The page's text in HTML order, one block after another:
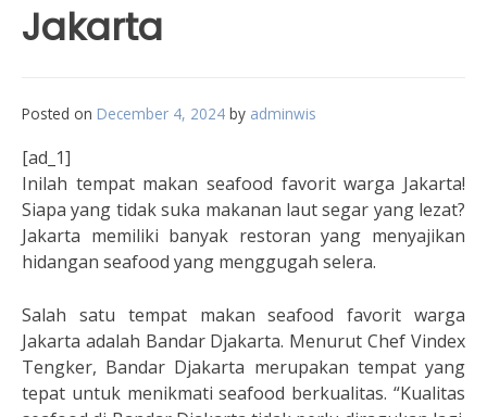
Jakarta
Posted on December 4, 2024 by adminwis
[ad_1]
Inilah tempat makan seafood favorit warga Jakarta!
Siapa yang tidak suka makanan laut segar yang lezat?
Jakarta memiliki banyak restoran yang menyajikan
hidangan seafood yang menggugah selera.
Salah satu tempat makan seafood favorit warga
Jakarta adalah Bandar Djakarta. Menurut Chef Vindex
Tengker, Bandar Djakarta merupakan tempat yang
tepat untuk menikmati seafood berkualitas. “Kualitas